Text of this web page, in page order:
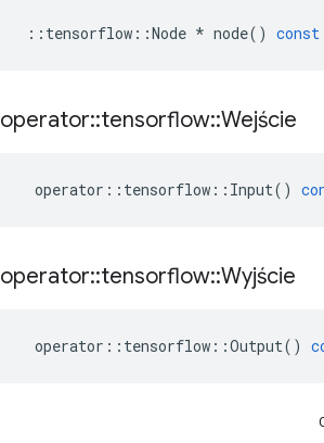
:: tensorflow ::Node * node() const
operator::tensorflow::Wejście
operator :: tensorflow :: Input()
operator::tensorflow::Wyjście
operator :: tensorflow ::Output()